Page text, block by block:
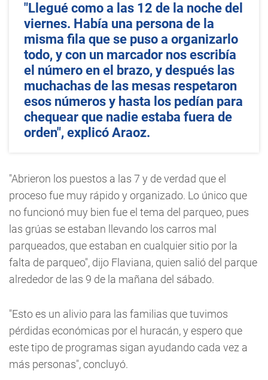
"Llegué como a las 12 de la noche del
viernes. Había una persona de la
misma fila que se puso a organizarlo
todo, y con un marcador nos escribía
el número en el brazo, y después las
muchachas de las mesas respetaron
esos números y hasta los pedían para
chequear que nadie estaba fuera de
orden", explicó Araoz.
"Abrieron los puestos a las 7 y de verdad que el
proceso fue muy rápido y organizado. Lo único que
no funcionó muy bien fue el tema del parqueo, pues
las grúas se estaban llevando los carros mal
parqueados, que estaban en cualquier sitio por la
falta de parqueo", dijo Flaviana, quien salió del parque
alrededor de las 9 de la mañana del sábado.
"Esto es un alivio para las familias que tuvimos
pérdidas económicas por el huracán, y espero que
este tipo de programas sigan ayudando cada vez a
más personas", concluyó.